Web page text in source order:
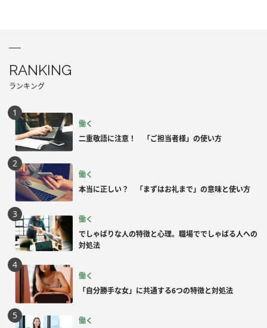
RANKING
ランキング
働く
二重敬語に注意！ 「ご担当者様」の使い方
働く
本当に正しい？ 「まずはお礼まで」の意味と使い方
働く
でしゃばりな人の特徴と心理。職場ででしゃばる人への
対処法
働く
「自分勝手な女」に共通する6つの特徴と対処法
働く